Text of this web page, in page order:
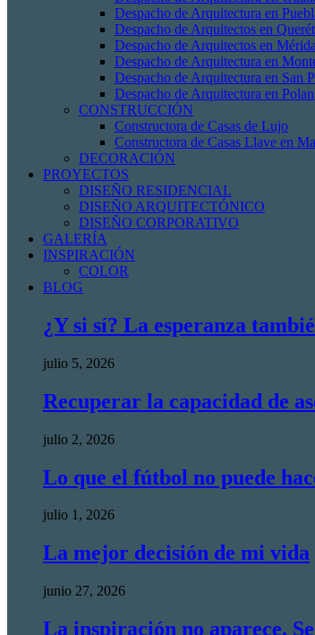
Despacho de Arquitectura en
Despacho de Arquitectos en
Despacho de Arquitectos en Mérida
Despacho de Arquitectura en
Despacho de Arquitectura en San
Despacho de Arquitectura en
CONSTRUCCIÓN
Constructora de Casas de Lujo
Constructora de Casas Llave en
DECORACIÓN
PROYECTOS
DISEÑO RESIDENCIAL
DISEÑO ARQUITECTÓNICO
DISEÑO CORPORATIVO
GALERÍA
INSPIRACIÓN
COLOR
BLOG
¿Y si sí? La esperanza
julio 5, 2026
Recuperar la capacidad de
julio 2, 2026
Lo que el fútbol no puede
julio 1, 2026
La mejor decisión de mi vida
junio 27, 2026
La inspiración no aparece.